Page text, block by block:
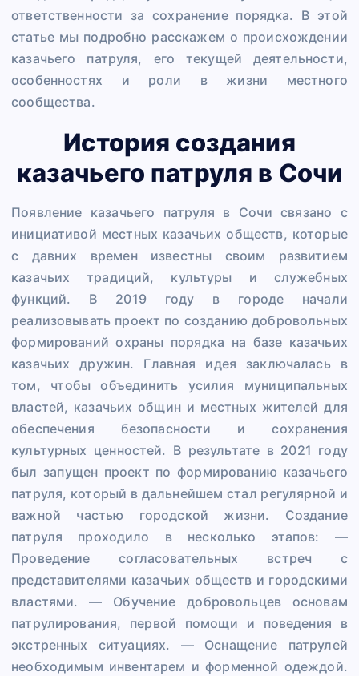
ответственности за сохранение порядка. В этой
статье мы подробно расскажем о происхождении
казачьего патруля, его текущей деятельности,
особенностях и роли в жизни местного
сообщества.
История создания
казачьего патруля в Сочи
Появление казачьего патруля в Сочи связано с
инициативой местных казачьих обществ, которые
с давних времен известны своим развитием
казачьих традиций, культуры и служебных
функций. В 2019 году в городе начали
реализовывать проект по созданию добровольных
формирований охраны порядка на базе казачьих
казачьих дружин. Главная идея заключалась в
том, чтобы объединить усилия муниципальных
властей, казачьих общин и местных жителей для
обеспечения безопасности и сохранения
культурных ценностей. В результате в 2021 году
был запущен проект по формированию казачьего
патруля, который в дальнейшем стал регулярной и
важной частью городской жизни. Создание
патруля проходило в несколько этапов: —
Проведение согласовательных встреч с
представителями казачьих обществ и городскими
властями. — Обучение добровольцев основам
патрулирования, первой помощи и поведения в
экстренных ситуациях. — Оснащение патрулей
необходимым инвентарем и форменной одеждой.